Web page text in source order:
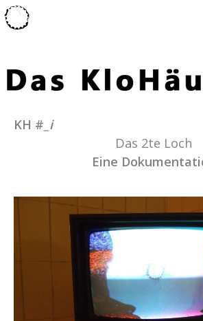
Zum
Inhalt
KH # _i
Das 2te Loch
Eine